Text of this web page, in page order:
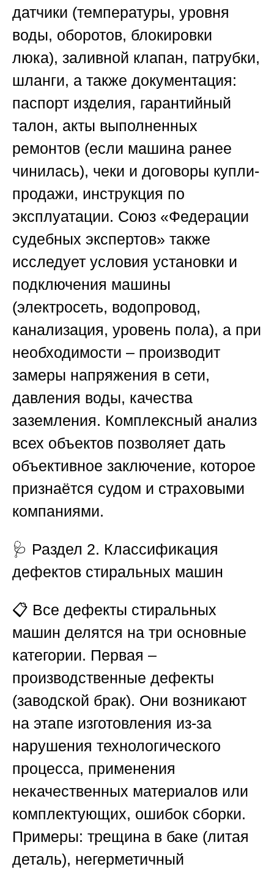
датчики (температуры, уровня
воды, оборотов, блокировки
люка), заливной клапан, патрубки,
шланги, а также документация:
паспорт изделия, гарантийный
талон, акты выполненных
ремонтов (если машина ранее
чинилась), чеки и договоры купли-
продажи, инструкция по
эксплуатации. Союз «Федерации
судебных экспертов» также
исследует условия установки и
подключения машины
(электросеть, водопровод,
канализация, уровень пола), а при
необходимости – производит
замеры напряжения в сети,
давления воды, качества
заземления. Комплексный анализ
всех объектов позволяет дать
объективное заключение, которое
признаётся судом и страховыми
компаниями.
🩺 Раздел 2. Классификация
дефектов стиральных машин
📋 Все дефекты стиральных
машин делятся на три основные
категории. Первая –
производственные дефекты
(заводской брак). Они возникают
на этапе изготовления из-за
нарушения технологического
процесса, применения
некачественных материалов или
комплектующих, ошибок сборки.
Примеры: трещина в баке (литая
деталь), негерметичный